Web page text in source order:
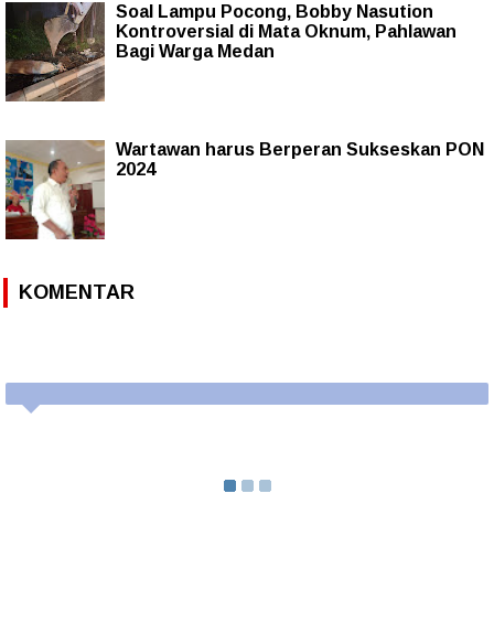
Soal Lampu Pocong, Bobby Nasution
Kontroversial di Mata Oknum, Pahlawan
Bagi Warga Medan
Wartawan harus Berperan Sukseskan PON
2024
KOMENTAR